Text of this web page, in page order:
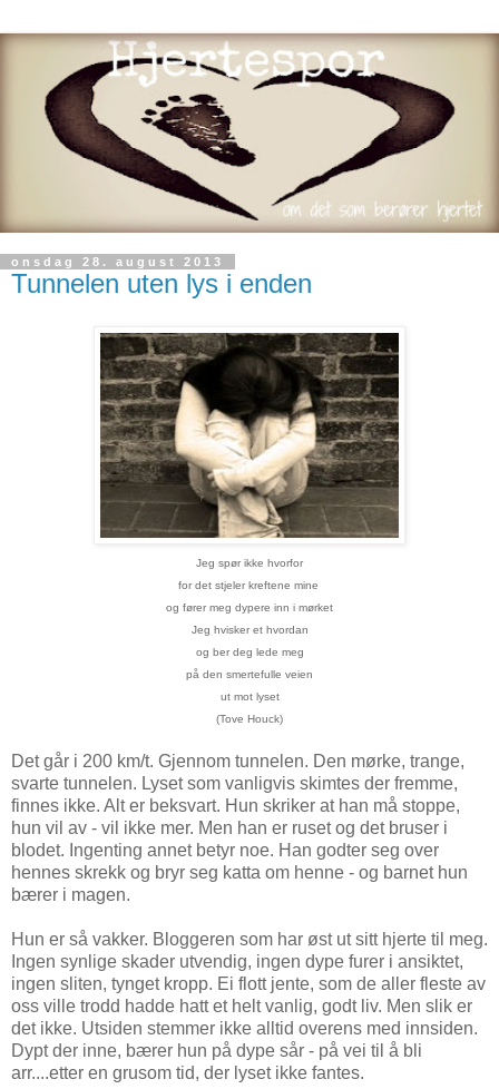
onsdag 28. august 2013
Tunnelen uten lys i enden
Jeg spør ikke hvorfor
for det stjeler kreftene mine
og fører meg dypere inn i mørket
Jeg hvisker et hvordan
og ber deg lede meg
på den smertefulle veien
ut mot lyset
(Tove Houck)
Det går i 200 km/t. Gjennom tunnelen. Den mørke, trange,
svarte tunnelen. Lyset som vanligvis skimtes der fremme,
finnes ikke. Alt er beksvart. Hun skriker at han må stoppe,
hun vil av - vil ikke mer. Men han er ruset og det bruser i
blodet. Ingenting annet betyr noe. Han godter seg over
hennes skrekk og bryr seg katta om henne - og barnet hun
bærer i magen.
Hun er så vakker. Bloggeren som har øst ut sitt hjerte til meg.
Ingen synlige skader utvendig, ingen dype furer i ansiktet,
ingen sliten, tynget kropp. Ei flott jente, som de aller fleste av
oss ville trodd hadde hatt et helt vanlig, godt liv. Men slik er
det ikke. Utsiden stemmer ikke alltid overens med innsiden.
Dypt der inne, bærer hun på dype sår - på vei til å bli
arr....etter en grusom tid, der lyset ikke fantes.